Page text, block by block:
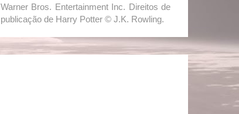
Warner Bros. Entertainment Inc. Direitos de
publicação de Harry Potter © J.K. Rowling.